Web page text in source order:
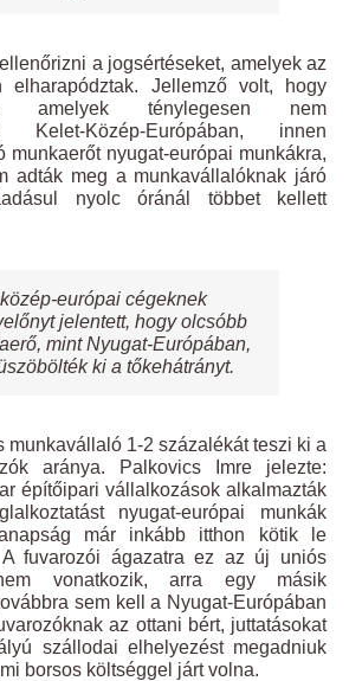
a jogsértéseket, amelyek az
elharapództak. Jellemző volt, hogy
amelyek ténylegesen nem
Kelet-Közép-Európában, innen
munkaerőt nyugat-európai munkákra,
adták meg a munkavállalóknak járó
nyolc óránál többet kellett
európai cégeknek
jelentett, hogy olcsóbb
mint Nyugat-Európában,
ki a tőkehátrányt.
munkavállaló 1-2 százalékát teszi ki a
aránya. Palkovics Imre jelezte:
építőipari vállalkozások alkalmazták
nyugat-európai munkák
már inkább itthon kötik le
A fuvarozói ágazatra ez az új uniós
vonatkozik, arra egy másik
sem kell a Nyugat-Európában
az ottani bért, juttatásokat
szállodai elhelyezést megadniuk
borsos költséggel járt volna.